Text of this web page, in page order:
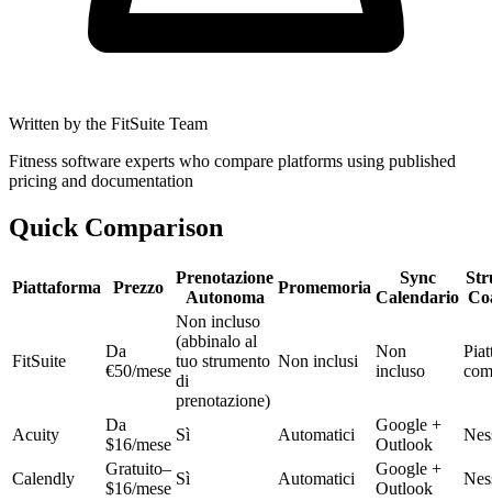
Written by the FitSuite Team
Fitness software experts who compare platforms using published
pricing and documentation
Quick Comparison
Piattaforma Prezzo
Prenotazione
Autonoma
Promemoria
Sync
Calendario
FitSuite
Da
€50/mese
Non incluso
(abbinalo al
tuo strumento
di
prenotazione)
Non inclusi
Non
incluso
Acuity
Da
$16/mese
Sì Automatici
Google +
Outlook
Calendly
Gratuito–
$16/mese
Sì Automatici
Google +
Outlook